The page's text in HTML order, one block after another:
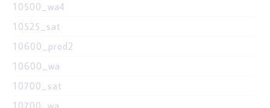
10500_wa4
10525_sat
10600_prod2
10600_wa
10700_sat
10700_wa